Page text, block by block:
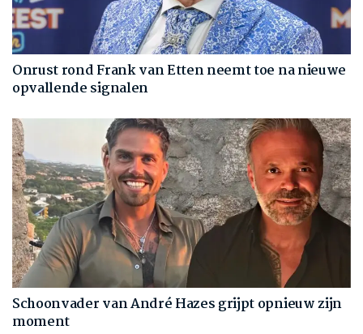
Onrust rond Frank van Etten neemt toe na nieuwe
opvallende signalen
Schoonvader van André Hazes grijpt opnieuw zijn
moment